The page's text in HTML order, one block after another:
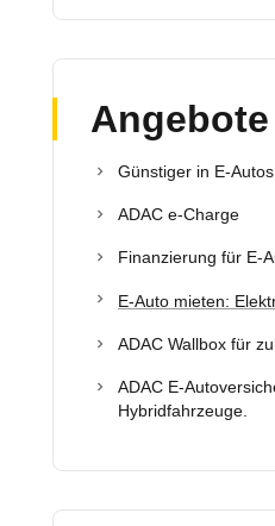
Günstiger in E-
ADAC e-Charge
Finanzierung für E-
E-Auto mieten:
ADAC Wallbox für
ADAC E-
Hybridfahrzeuge.